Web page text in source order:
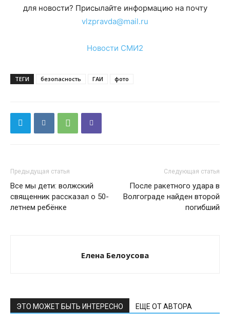
для новости? Присылайте информацию на почту
vlzpravda@mail.ru
Новости СМИ2
ТЕГИ безопасность ГАИ фото
Предыдущая статья
Все мы дети: волжский
священник рассказал о 50-
летнем ребёнке
Следующая статья
После ракетного удара в
Волгограде найден второй
погибший
Елена Белоусова
ЭТО МОЖЕТ БЫТЬ ИНТЕРЕСНО ЕЩЕ ОТ АВТОРА